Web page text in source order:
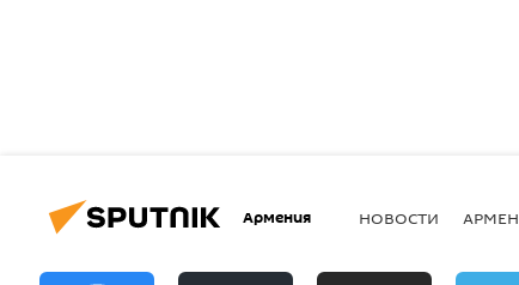
Армения НОВОСТИ